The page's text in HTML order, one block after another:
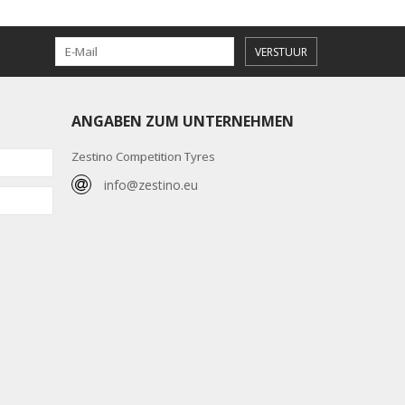
VERSTUUR
ANGABEN ZUM UNTERNEHMEN
Zestino Competition Tyres
info@zestino.eu